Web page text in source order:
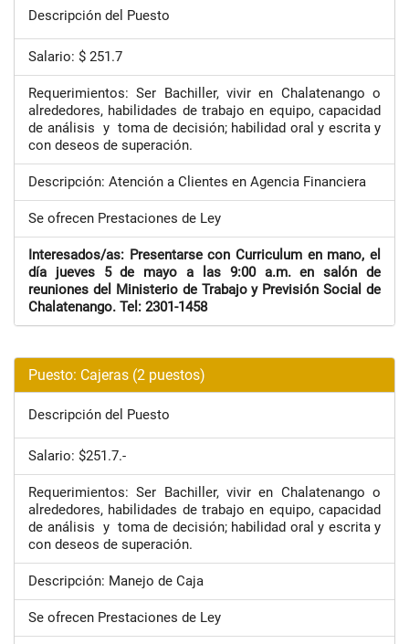
Descripción del Puesto
Salario: $ 251.7
Requerimientos: Ser Bachiller, vivir en Chalatenango o
alrededores, habilidades de trabajo en equipo, capacidad
de análisis y toma de decisión; habilidad oral y escrita y
con deseos de superación.
Descripción: Atención a Clientes en Agencia Financiera
Se ofrecen Prestaciones de Ley
Interesados/as: Presentarse con Curriculum en mano, el
día jueves 5 de mayo a las 9:00 a.m. en salón de
reuniones del Ministerio de Trabajo y Previsión Social de
Chalatenango. Tel: 2301-1458
Puesto: Cajeras (2 puestos)
Descripción del Puesto
Salario: $251.7.-
Requerimientos: Ser Bachiller, vivir en Chalatenango o
alrededores, habilidades de trabajo en equipo, capacidad
de análisis y toma de decisión; habilidad oral y escrita y
con deseos de superación.
Descripción: Manejo de Caja
Se ofrecen Prestaciones de Ley